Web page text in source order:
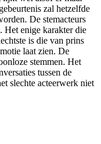
zal hetzelfde
De stemacteurs
Het enige karakter die
is die van prins
laat zien. De
stemmen. Het
tussen de
slechte acteerwerk niet